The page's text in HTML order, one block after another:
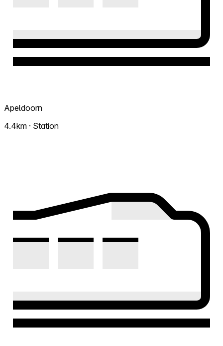
Apeldoorn
4.4km · Station